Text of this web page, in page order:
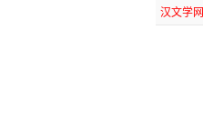
汉文学网